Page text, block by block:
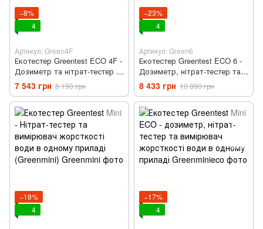
−8%
4
Артикул: Green4F
Екотестер Greentest ECO 4F -
Дозиметр та нітрат-тестер в
одному приладі (Green4F)
7 543 грн 8 190 грн
−23%
4
Артикул: Green6
Екотестер Greentest ECO 6 -
Дозиметр, нітрат-тестер та
вимірювач жорсткості води
в одному приладі (Green6)
8 433 грн 10 890 грн
−18%
4
−17%
4